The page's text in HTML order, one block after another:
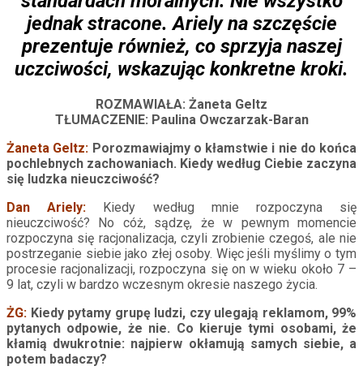
jednak stracone. Ariely na szczęście
prezentuje również, co sprzyja naszej
uczciwości, wskazując konkretne kroki.
ROZMAWIAŁA: Żaneta Geltz
TŁUMACZENIE: Paulina Owczarzak-Baran
Żaneta Geltz: Porozmawiajmy o kłamstwie i nie do końca
pochlebnych zachowaniach. Kiedy według Ciebie zaczyna
się ludzka nieuczciwość?
Dan Ariely: Kiedy według mnie rozpoczyna się
nieuczciwość? No cóż, sądzę, że w pewnym momencie
rozpoczyna się racjonalizacja, czyli zrobienie czegoś, ale nie
postrzeganie siebie jako złej osoby. Więc jeśli myślimy o tym
procesie racjonalizacji, rozpoczyna się on w wieku około 7 –
9 lat, czyli w bardzo wczesnym okresie naszego życia.
ŻG: Kiedy pytamy grupę ludzi, czy ulegają reklamom, 99%
pytanych odpowie, że nie. Co kieruje tymi osobami, że
kłamią dwukrotnie: najpierw okłamują samych siebie, a
potem badaczy?